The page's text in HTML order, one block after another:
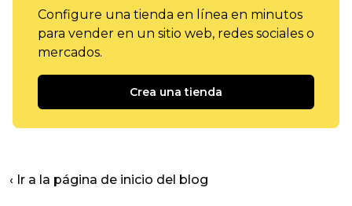
Configure una tienda en línea en minutos
para vender en un sitio web, redes sociales o
mercados.
Crea una tienda
‹ Ir a la página de inicio del blog